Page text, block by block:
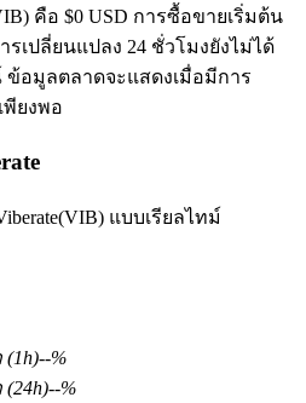
ป็นหลักประกัน
คือ $0 USD การซื้อขายเริ่มต้น
เปลี่ยนแปลง 24 ชั่วโมงยังไม่ได้
อมูลตลาดจะแสดงเมื่อมีการ
ยงพอ
แบบเรียลไทม์
(1h)--%
(24h)--%